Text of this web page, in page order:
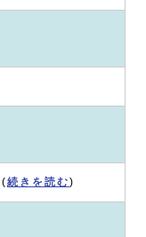
続きを読む )